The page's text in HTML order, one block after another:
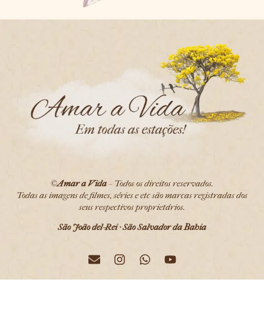
©Amar a Vida– Todos os direitos reservados.
Todas as imagens de filmes, séries e etc são marcas registradas dos
seus respectivos proprietários.
São João del-Rei · São Salvador da Bahia